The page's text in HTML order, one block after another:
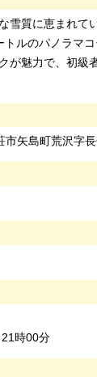
雪質に恵まれて
トルのパノラマ
が魅力で、初級
市矢島町荒沢字
時00分